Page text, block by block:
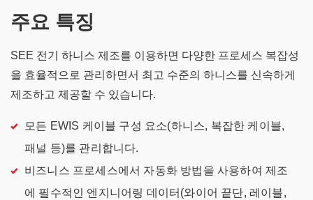
주요 특징
SEE 전기 하니스 제조를 이용하면 다양한 프로세스 복잡성
을 효율적으로 관리하면서 최고 수준의 하니스를 신속하게
제조하고 제공할 수 있습니다.
모든 EWIS 케이블 구성 요소(하니스, 복잡한 케이블,
패널 등)를 관리합니다.
비즈니스 프로세스에서 자동화 방법을 사용하여 제조
에 필수적인 엔지니어링 데이터(와이어 끝단, 레이블,